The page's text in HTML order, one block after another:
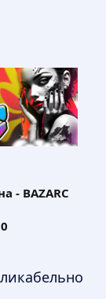
- BAZARC